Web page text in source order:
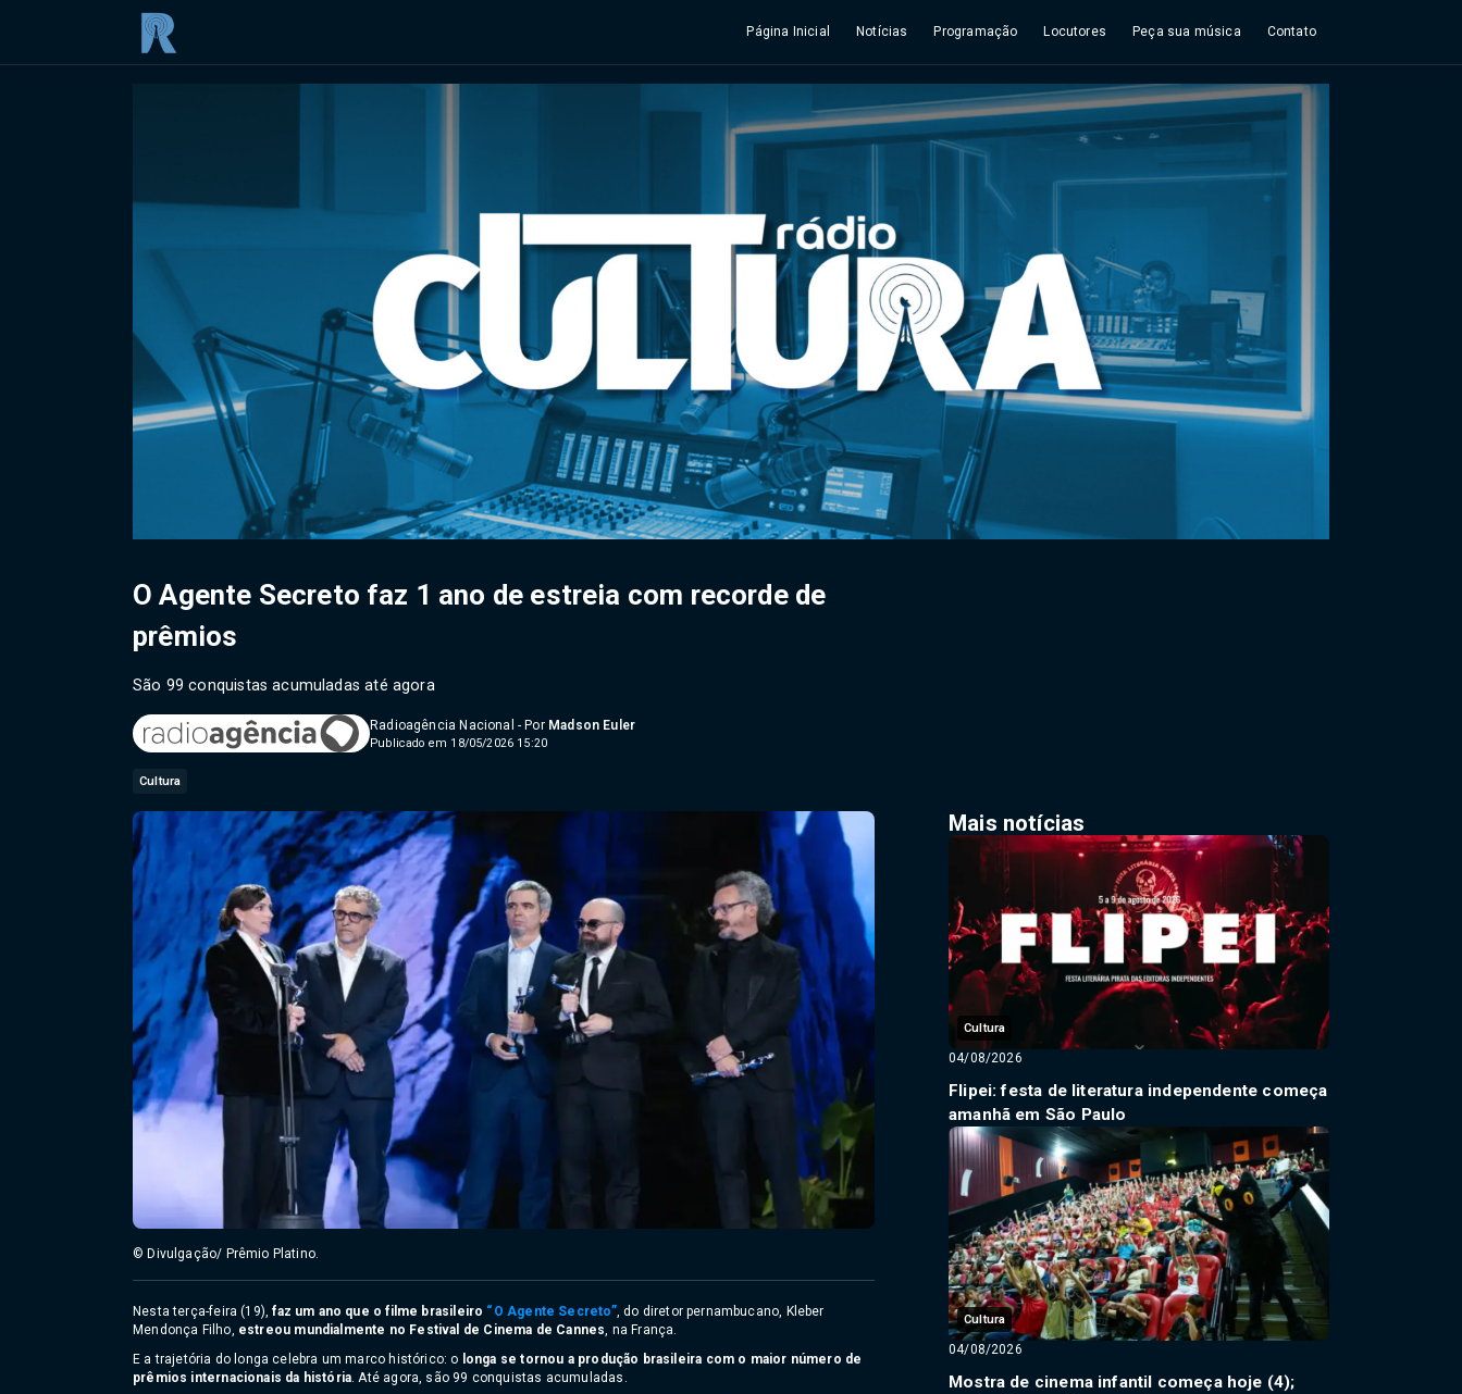
Página Inicial Notícias Programação Locutores Peça sua música Contato
O Agente Secreto faz 1 ano de estreia com recorde de
prêmios
São 99 conquistas acumuladas até agora
Radioagência Nacional - Por Madson Euler
Publicado em 18/05/2026 15:20
Cultura
© Divulgação/ Prêmio Platino.
Nesta terça-feira (19),faz um ano que o filme brasileiro “O Agente Secreto”, do diretor pernambucano, Kleber
Mendonça Filho, estreou mundialmente no Festival de Cinema de Cannes, na França.
E a trajetória do longa celebra um marco histórico: o longa se tornou a produção brasileira com o maior número de
prêmios internacionais da história. Até agora, são 99 conquistas acumuladas.
Mais notícias
Cultura
04/08/2026
Flipei: festa de literatura independente começa
amanhã em São Paulo
Cultura
04/08/2026
Mostra de cinema infantil começa hoje (4);